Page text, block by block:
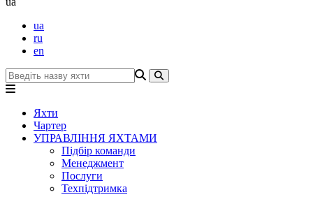
ua
ru
en
Яхти
Чартер
УПРАВЛІННЯ ЯХТАМИ
Підбір команди
Менеджмент
Послуги
Техпідтримка